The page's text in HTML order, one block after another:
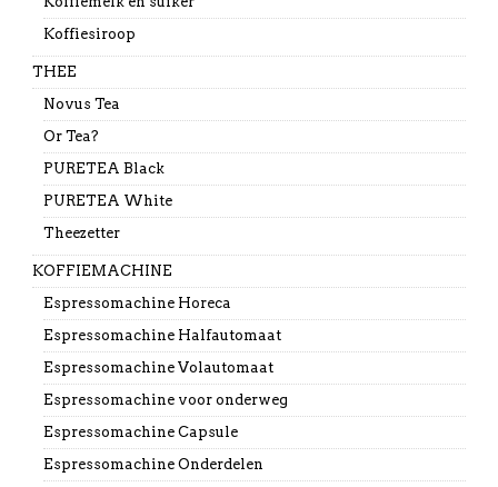
Koffiesiroop
THEE
Novus Tea
Or Tea?
PURETEA Black
PURETEA White
Theezetter
KOFFIEMACHINE
Espressomachine Horeca
Espressomachine Halfautomaat
Espressomachine Volautomaat
Espressomachine voor onderweg
Espressomachine Capsule
Espressomachine Onderdelen